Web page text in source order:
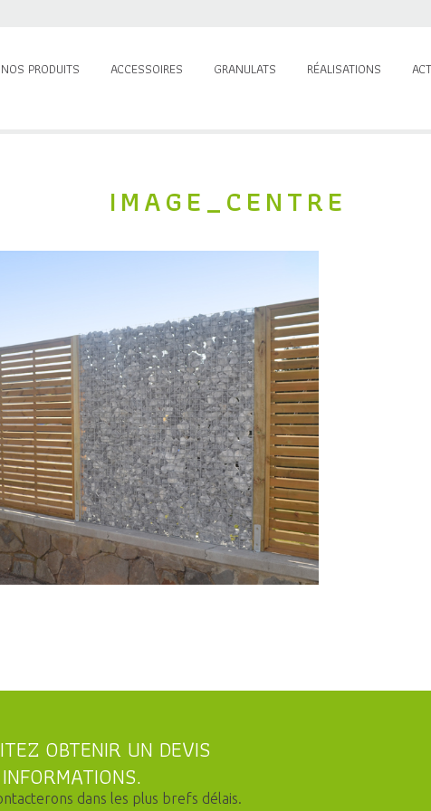
NOS PRODUITS ACCESSOIRES GRANULATS RÉALISATIONS
IMAGE_CENTRE
OBTENIR UN DEVIS
dans les plus brefs délais.